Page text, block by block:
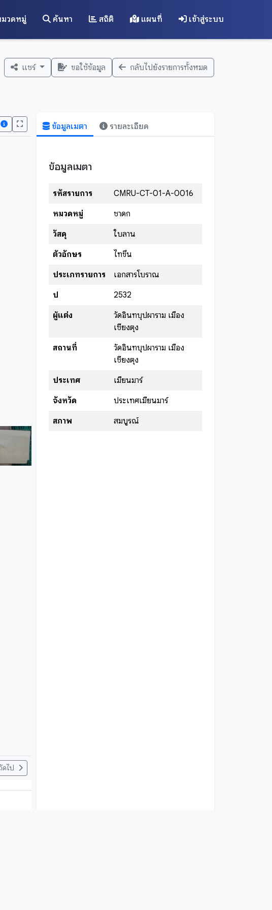
วดหมู่ ค้นหา สถิติ แผนที่ เข้าสู่ระบบ
แชร์ ขอใช้ข้อมูล กลับไปยังรายการทั้งหมด
ดไป
ข้อมูลเมตา รายละเอียด
ข้อมูลเมตา
รหัสรายการ
CMRU-CT-01-A-0016
หมวดหมู่
ชาดก
วัสดุ
ใบลาน
ตัวอักษร
ไทขึน
ประเภทรายการ
เอกสารโบราณ
ปี
2532
ผู้แต่ง
วัดอินทบุปผาราม เมือง
เชียงตุง
สถานที่
วัดอินทบุปผาราม เมือง
เชียงตุง
ประเทศ
เมียนมาร์
จังหวัด
ประเทศเมียนมาร์
สภาพ
สมบูรณ์